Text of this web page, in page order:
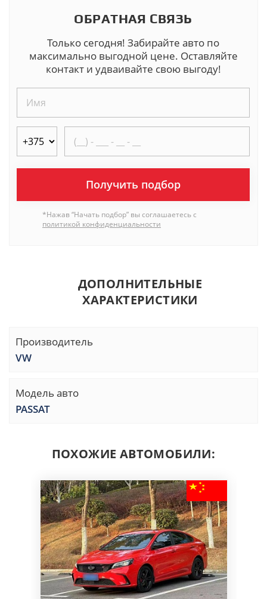
ОБРАТНАЯ СВЯЗЬ
Только сегодня! Забирайте авто по
максимально выгодной цене. Оставляйте
контакт и удваивайте свою выгоду!
Получить подбор
*Нажав “Начать подбор” вы соглашаетесь с
политикой конфиденциальности
ДОПОЛНИТЕЛЬНЫЕ
ХАРАКТЕРИСТИКИ
Производитель
VW
Модель авто
PASSAT
ПОХОЖИЕ АВТОМОБИЛИ: